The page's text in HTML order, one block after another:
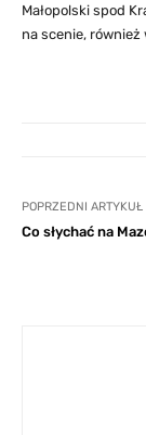
Małopolski spod
na scenie,
POPRZEDNI ARTYKUŁ
Co słychać na